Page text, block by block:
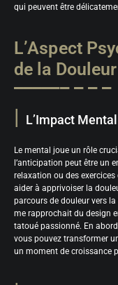
qui peuvent être
L’Aspect
de la Douleur
L’Impact
Le mental joue un rôle
l’anticipation peut être un
relaxation ou des
aider à apprivoiser la
parcours de douleur vers
me rapprochait du design
tatoué passionné. En
vous pouvez transformer
un moment de croissance